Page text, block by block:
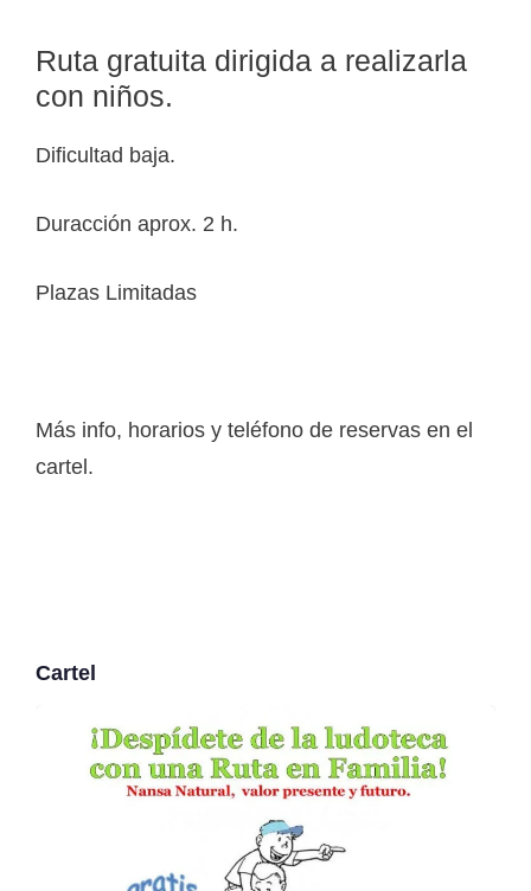
Ruta gratuita dirigida a realizarla
con niños.
Dificultad baja.
Duracción aprox. 2 h.
Plazas Limitadas
Más info, horarios y teléfono de reservas en el
cartel.
Cartel